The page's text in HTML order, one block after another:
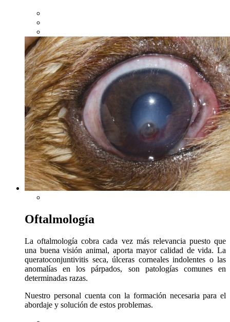
Oftalmología
La oftalmología cobra cada vez más relevancia puesto que
una buena visión animal, aporta mayor calidad de vida. La
queratoconjuntivitis seca, úlceras corneales indolentes o las
anomalías en los párpados, son patologías comunes en
determinadas razas.
Nuestro personal cuenta con la formación necesaria para el
abordaje y solución de estos problemas.